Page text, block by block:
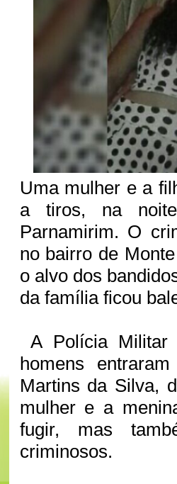
Uma mulher e a
a tiros, na
Parnamirim. O
no bairro de
o alvo dos
da família ficou
A Polícia
homens
Martins da Silva,
mulher e a
fugir, mas
criminosos.